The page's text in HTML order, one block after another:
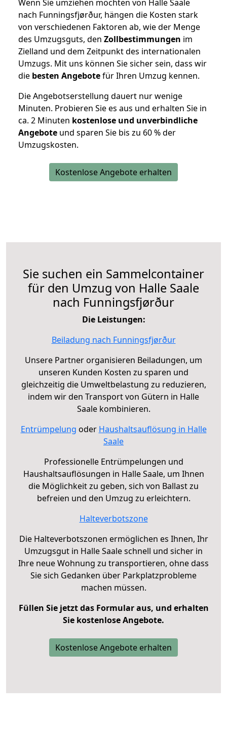
Wenn Sie umziehen möchten von Halle Saale
nach Funningsfjørður, hängen die Kosten stark
von verschiedenen Faktoren ab, wie der Menge
des Umzugsguts, den Zollbestimmungen im
Zielland und dem Zeitpunkt des internationalen
Umzugs. Mit uns können Sie sicher sein, dass wir
die besten Angebotefür Ihren Umzug kennen.
Die Angebotserstellung dauert nur wenige
Minuten. Probieren Sie es aus und erhalten Sie in
ca. 2 Minuten kostenlose und unverbindliche
Angebote und sparen Sie bis zu 60 % der
Umzugskosten.
Kostenlose Angebote erhalten
Sie suchen ein Sammelcontainer
für den Umzug von Halle Saale
nach Funningsfjørður
Die Leistungen:
Beiladung nach Funningsfjørður
Unsere Partner organisieren Beiladungen, um
unseren Kunden Kosten zu sparen und
gleichzeitig die Umweltbelastung zu reduzieren,
indem wir den Transport von Gütern in Halle
Saale kombinieren.
Entrümpelung oder Haushaltsauflösung in Halle
Saale
Professionelle Entrümpelungen und
Haushaltsauflösungen in Halle Saale, um Ihnen
die Möglichkeit zu geben, sich von Ballast zu
befreien und den Umzug zu erleichtern.
Halteverbotszone
Die Halteverbotszonen ermöglichen es Ihnen, Ihr
Umzugsgut in Halle Saale schnell und sicher in
Ihre neue Wohnung zu transportieren, ohne dass
Sie sich Gedanken über Parkplatzprobleme
machen müssen.
Füllen Sie jetzt das Formular aus, und erhalten
Sie kostenlose Angebote.
Kostenlose Angebote erhalten